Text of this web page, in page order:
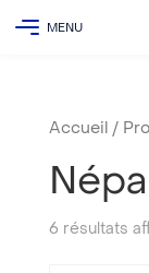
Accueil /
Népal
6 résultats